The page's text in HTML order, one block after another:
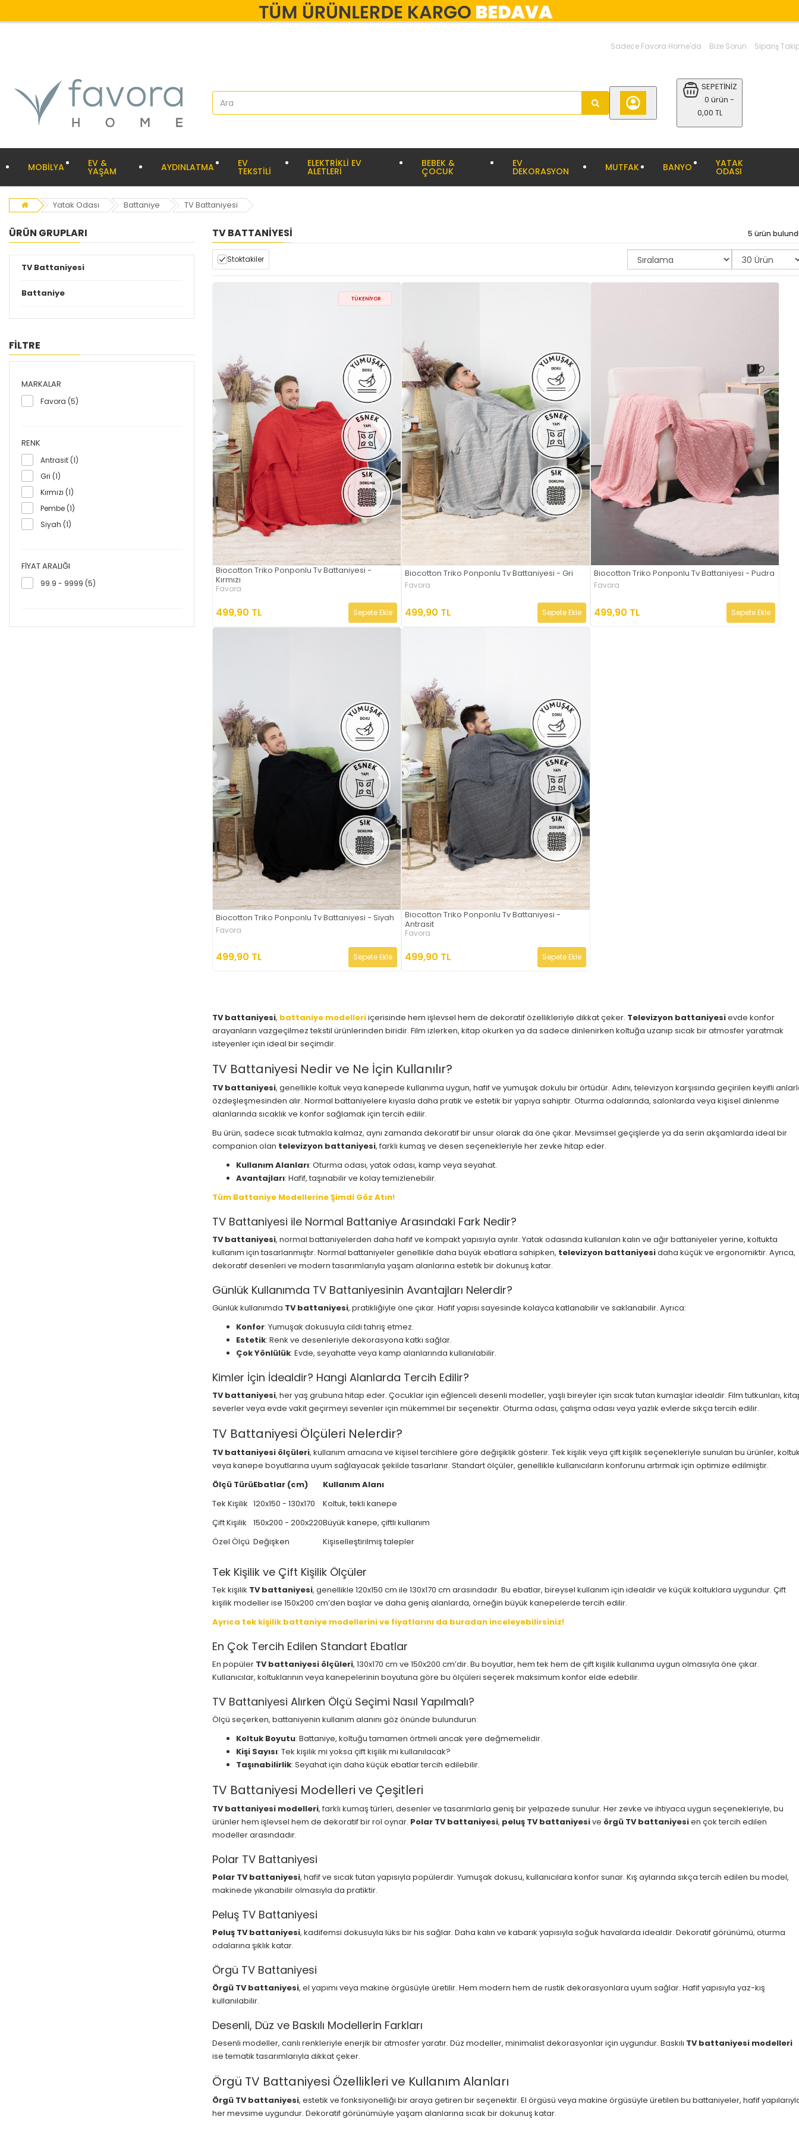
Sadece Favora Home'da Bize Sorun Sipariş
SEPETİNİZ
0 ürün -
0,00 TL
MOBİLYA EV &
YAŞAM AYDINLATMA EV
TEKSTİLİ
ELEKTRİKLİ EV
ALETLERİ
BEBEK &
ÇOCUK
EV
DEKORASYON MUTFAK BANYO YATAK
ODASI
Yatak Odası Battaniye TV Battaniyesi
ÜRÜN GRUPLARI
TV Battaniyesi
Battaniye
FİLTRE
MARKALAR
Favora (5)
RENK
Antrasit (1)
Gri (1)
Kırmızı (1)
Pembe (1)
Siyah (1)
FIYAT ARALIĞI
99.9 - 9999 (5)
TV BATTANIYESI 5 ürün
Stoktakiler
TÜKENIYOR
Biocotton Triko Ponponlu Tv Battaniyesi -
Kırmızı
Favora
499,90 TL Sepete Ekle
Biocotton Triko Ponponlu Tv Battaniyesi - Gri
Favora
499,90 TL Sepete Ekle
Biocotton Triko Ponponlu Tv Battaniyesi - Pudra
Favora
499,90 TL Sepete Ekle
Biocotton Triko Ponponlu Tv Battaniyesi - Siyah
Favora
499,90 TL Sepete Ekle
Biocotton Triko Ponponlu Tv Battaniyesi -
Antrasit
Favora
499,90 TL Sepete Ekle
TV battaniyesi, battaniye modelleriiçerisinde hem işlevsel hem de dekoratif özellikleriyle dikkat çeker. Televizyon battaniyesievde konfor
arayanların vazgeçilmez tekstil ürünlerinden biridir. Film izlerken, kitap okurken ya da sadece dinlenirken koltuğa uzanıp sıcak bir atmosfer yaratmak
isteyenler için ideal bir seçimdir.
TV Battaniyesi Nedir ve Ne İçin Kullanılır?
TV battaniyesi, genellikle koltuk veya kanepede kullanıma uygun, hafif ve yumuşak dokulu bir örtüdür. Adını, televizyon karşısında geçirilen keyifli
özdeşleşmesinden alır. Normal battaniyelere kıyasla daha pratik ve estetik bir yapıya sahiptir. Oturma odalarında, salonlarda veya kişisel dinlenme
alanlarında sıcaklık ve konfor sağlamak için tercih edilir.
Bu ürün, sadece sıcak tutmakla kalmaz, aynı zamanda dekoratif bir unsur olarak da öne çıkar. Mevsimsel geçişlerde ya da serin akşamlarda ideal bir
companion olan televizyon battaniyesi, farklı kumaş ve desen seçenekleriyle her zevke hitap eder.
Kullanım Alanları: Oturma odası, yatak odası, kamp veya seyahat.
Avantajları: Hafif, taşınabilir ve kolay temizlenebilir.
Tüm Battaniye Modellerine Şimdi Göz Atın!
TV Battaniyesi ile Normal Battaniye Arasındaki Fark Nedir?
TV battaniyesi, normal battaniyelerden daha hafif ve kompakt yapısıyla ayrılır. Yatak odasında kullanılan kalın ve ağır battaniyeler yerine, koltukta
kullanım için tasarlanmıştır. Normal battaniyeler genellikle daha büyük ebatlara sahipken, televizyon battaniyesidaha küçük ve ergonomiktir. Ayrıca,
dekoratif desenleri ve modern tasarımlarıyla yaşam alanlarına estetik bir dokunuş katar.
Günlük Kullanımda TV Battaniyesinin Avantajları Nelerdir?
Günlük kullanımda TV battaniyesi, pratikliğiyle öne çıkar. Hafif yapısı sayesinde kolayca katlanabilir ve saklanabilir. Ayrıca:
Konfor: Yumuşak dokusuyla cildi tahriş etmez.
Estetik: Renk ve desenleriyle dekorasyona katkı sağlar.
Çok Yönlülük: Evde, seyahatte veya kamp alanlarında kullanılabilir.
Kimler İçin İdealdir? Hangi Alanlarda Tercih Edilir?
TV battaniyesi, her yaş grubuna hitap eder. Çocuklar için eğlenceli desenli modeller, yaşlı bireyler için sıcak tutan kumaşlar idealdir. Film tutkunları,
severler veya evde vakit geçirmeyi sevenler için mükemmel bir seçenektir. Oturma odası, çalışma odası veya yazlık evlerde sıkça tercih edilir.
TV Battaniyesi Ölçüleri Nelerdir?
TV battaniyesi ölçüleri, kullanım amacına ve kişisel tercihlere göre değişiklik gösterir. Tek kişilik veya çift kişilik seçenekleriyle sunulan bu ürünler,
veya kanepe boyutlarına uyum sağlayacak şekilde tasarlanır. Standart ölçüler, genellikle kullanıcıların konforunu artırmak için optimize edilmiştir.
Ölçü TürüEbatlar (cm)
Kullanım Alanı
Tek Kişilik 120x150 - 130x170
Koltuk, tekli kanepe
Çift Kişilik
150x200 - 200x220Büyük kanepe, çiftli kullanım
Özel Ölçü Değişken Kişiselleştirilmiş talepler
Tek Kişilik ve Çift Kişilik Ölçüler
Tek kişilik TV battaniyesi, genellikle 120x150 cm ile 130x170 cm arasındadır. Bu ebatlar, bireysel kullanım için idealdir ve küçük koltuklara uygundur. Çift
kişilik modeller ise 150x200 cm’den başlar ve daha geniş alanlarda, örneğin büyük kanepelerde tercih edilir.
Ayrıca tek kişilik battaniye modellerini ve fiyatlarını da buradan inceleyebilirsiniz!
En Çok Tercih Edilen Standart Ebatlar
En popüler TV battaniyesi ölçüleri, 130x170 cm ve 150x200 cm’dir. Bu boyutlar, hem tek hem de çift kişilik kullanıma uygun olmasıyla öne çıkar.
Kullanıcılar, koltuklarının veya kanepelerinin boyutuna göre bu ölçüleri seçerek maksimum konfor elde edebilir.
TV Battaniyesi Alırken Ölçü Seçimi Nasıl Yapılmalı?
Ölçü seçerken, battaniyenin kullanım alanını göz önünde bulundurun:
Koltuk Boyutu: Battaniye, koltuğu tamamen örtmeli ancak yere değmemelidir.
Kişi Sayısı: Tek kişilik mi yoksa çift kişilik mi kullanılacak?
Taşınabilirlik: Seyahat için daha küçük ebatlar tercih edilebilir.
TV Battaniyesi Modelleri ve Çeşitleri
TV battaniyesi modelleri, farklı kumaş türleri, desenler ve tasarımlarla geniş bir yelpazede sunulur. Her zevke ve ihtiyaca uygun seçenekleriyle, bu
ürünler hem işlevsel hem de dekoratif bir rol oynar. Polar TV battaniyesi, peluş TV battaniyesive örgü TV battaniyesien çok tercih edilen
modeller arasındadır.
Polar TV Battaniyesi
Polar TV battaniyesi, hafif ve sıcak tutan yapısıyla popülerdir. Yumuşak dokusu, kullanıcılara konfor sunar. Kış aylarında sıkça tercih edilen bu model,
makinede yıkanabilir olmasıyla da pratiktir.
Peluş TV Battaniyesi
Peluş TV battaniyesi, kadifemsi dokusuyla lüks bir his sağlar. Daha kalın ve kabarık yapısıyla soğuk havalarda idealdir. Dekoratif görünümü, oturma
odalarına şıklık katar.
Örgü TV Battaniyesi
Örgü TV battaniyesi, el yapımı veya makine örgüsüyle üretilir. Hem modern hem de rustik dekorasyonlara uyum sağlar. Hafif yapısıyla yaz-kış
kullanılabilir.
Desenli, Düz ve Baskılı Modellerin Farkları
Desenli modeller, canlı renkleriyle enerjik bir atmosfer yaratır. Düz modeller, minimalist dekorasyonlar için uygundur. Baskılı TV battaniyesi modelleri
ise tematik tasarımlarıyla dikkat çeker.
Örgü TV Battaniyesi Özellikleri ve Kullanım Alanları
Örgü TV battaniyesi, estetik ve fonksiyonelliği bir araya getiren bir seçenektir. El örgüsü veya makine örgüsüyle üretilen bu battaniyeler, hafif
her mevsime uygundur. Dekoratif görünümüyle yaşam alanlarına sıcak bir dokunuş katar.